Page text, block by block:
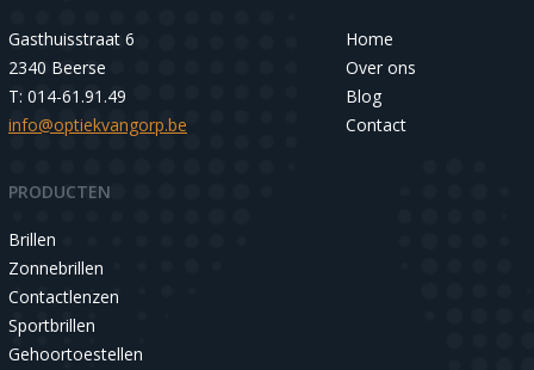
Gasthuisstraat 6
2340 Beerse
T: 014-61.91.49
info@optiekvangorp.be
Home
Over ons
Blog
Contact
PRODUCTEN
Brillen
Zonnebrillen
Contactlenzen
Sportbrillen
Gehoortoestellen